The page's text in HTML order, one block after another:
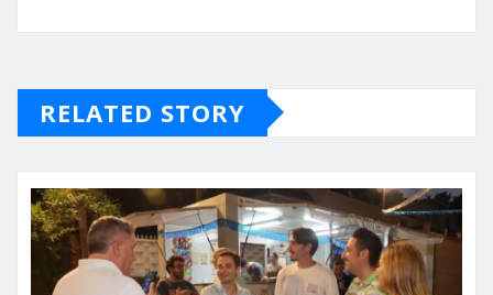
RELATED STORY